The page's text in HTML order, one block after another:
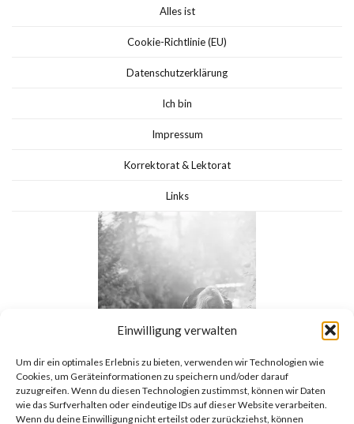
Einwilligung verwalten
Um dir ein optimales Erlebnis zu bieten, verwenden wir Technologien wie
Cookies, um Geräteinformationen zu speichern und/oder darauf
zuzugreifen. Wenn du diesen Technologien zustimmst, können wir Daten
wie das Surfverhalten oder eindeutige IDs auf dieser Website verarbeiten.
Wenn du deine Einwilligung nicht erteilst oder zurückziehst, können
Alles ist
Cookie-Richtlinie (EU)
Datenschutzerklärung
Ich bin
Impressum
Korrektorat & Lektorat
Links